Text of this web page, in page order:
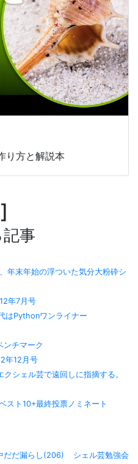
り方と解説本
事
年末年始の浮ついた気分大粉砕シ
年7月号
はPythonワンライナー
ンチマーク
年12月号
シェル芸で遠回しに指摘する。
スト10+最終投票ノミネート
だだ漏らし(206)
シェル芸勉強会